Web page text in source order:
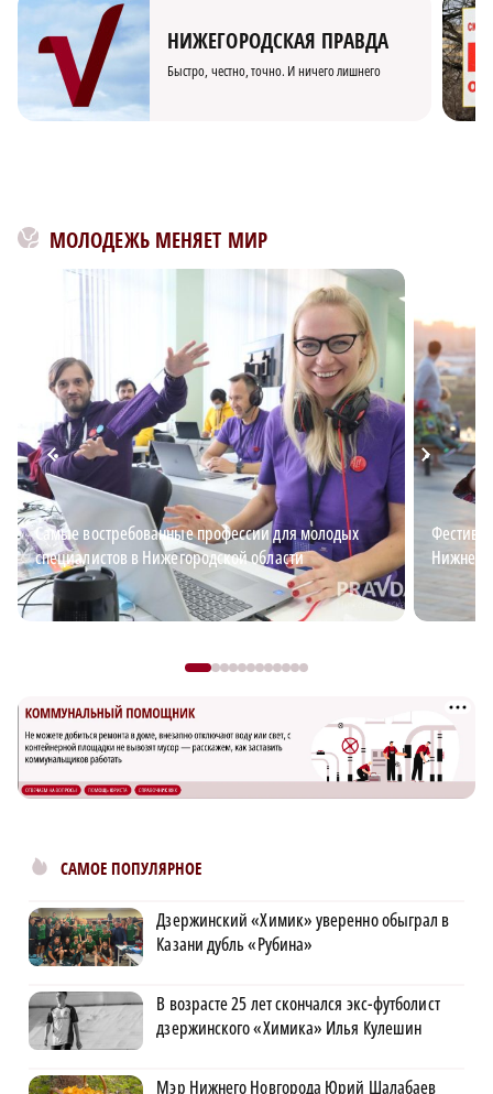
НИЖЕГОРОДСКАЯ ПРАВДА
Быстро, честно, точно. И ничего лишнего
МОЛОДЕЖЬ МЕНЯЕТ МИР
Самые востребованные профессии для молодых
специалистов в Нижегородской области
САМОЕ ПОПУЛЯРНОЕ
Дзержинский «Химик» уверенно обыграл в
Казани дубль «Рубина»
В возрасте 25 лет скончался экс-футболист
дзержинского «Химика» Илья Кулешин
Мэр Нижнего Новгорода Юрий Шалабаев